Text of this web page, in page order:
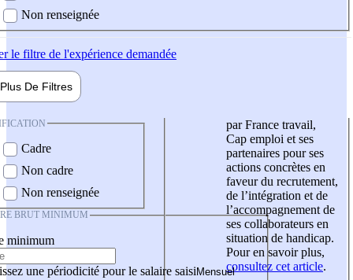
Non renseignée
le filtre de l'expérience demandée
Plus De Filtres
Cadre
Non cadre
Non renseignée
BRUT MINIMUM
minimum
une périodicité pour le salaire saisi
par France travail,
Cap emploi et ses
partenaires pour ses
actions concrètes en
faveur du recrutement,
de l’intégration et de
l’accompagnement de
ses collaborateurs en
situation de handicap.
Pour en savoir plus,
consultez cet article.